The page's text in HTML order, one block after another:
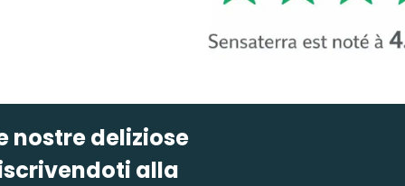
nostre deliziose
alla